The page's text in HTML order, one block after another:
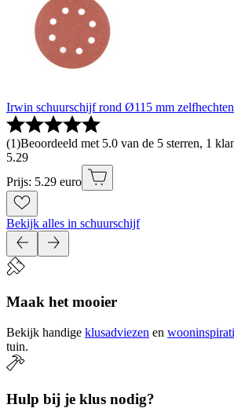
Irwin schuurschijf rond Ø115 mm
(1)Beoordeeld met 5.0 van de 5 sterren, 1
5.29
Prijs: 5.29 euro
Bekijk alles in schuurschijf
Maak het mooier
Bekijk handige klusadviezen en
tuin.
Hulp bij je klus nodig?